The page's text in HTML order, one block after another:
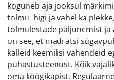
koguneb aja jooksul
tolmu, higi ja vahel ka
tolmulestade paljunemist ja
on see, et madratsi
kalleid keemilisi vahendeid
puhastusteenust. Kõik
oma köögikapist.